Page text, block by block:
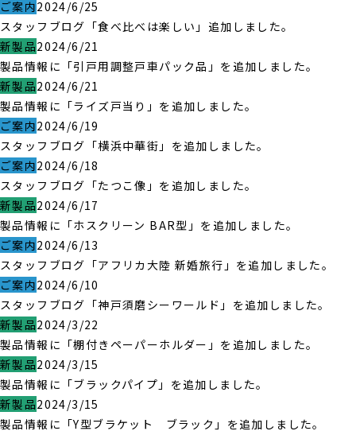
ご案内2024/6/25
スタッフブログ「食べ比べは楽しい」追加しました。
新製品2024/6/21
製品情報に「引戸用調整戸車パック品」を追加しました。
新製品2024/6/21
製品情報に「ライズ戸当り」を追加しました。
ご案内2024/6/19
スタッフブログ「横浜中華街」を追加しました。
ご案内2024/6/18
スタッフブログ「たつこ像」を追加しました。
新製品2024/6/17
製品情報に「ホスクリーン BAR型」を追加しました。
ご案内2024/6/13
スタッフブログ「アフリカ大陸 新婚旅行」を追加しました。
ご案内2024/6/10
スタッフブログ「神戸須磨シーワールド」を追加しました。
新製品2024/3/22
製品情報に「棚付きペーパーホルダー」を追加しました。
新製品2024/3/15
製品情報に「ブラックパイプ」を追加しました。
新製品2024/3/15
製品情報に「Y型ブラケット ブラック」を追加しました。